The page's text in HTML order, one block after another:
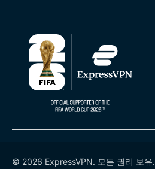
© 2026 ExpressVPN. 모든 권리 보유.